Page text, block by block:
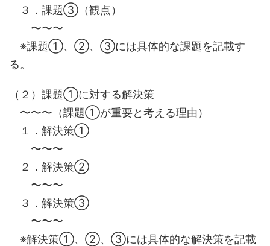
３．課題③（観点）
〜〜〜
※課題①、②、③には具体的な課題を記載す
る。
（２）課題①に対する解決策
〜〜〜（課題①が重要と考える理由）
１．解決策①
〜〜〜
２．解決策②
〜〜〜
３．解決策③
〜〜〜
※解決策①、②、③には具体的な解決策を記載